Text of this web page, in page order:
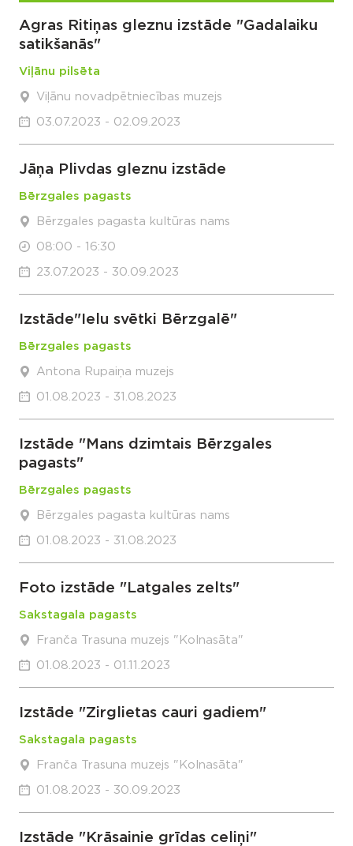
Agras Ritiņas gleznu izstāde "Gadalaiku
satikšanās"
Viļānu pilsēta
Viļānu novadpētniecības muzejs
03.07.2023 - 02.09.2023
Jāņa Plivdas gleznu izstāde
Bērzgales pagasts
Bērzgales pagasta kultūras nams
08:00 - 16:30
23.07.2023 - 30.09.2023
Izstāde"Ielu svētki Bērzgalē"
Bērzgales pagasts
Antona Rupaiņa muzejs
01.08.2023 - 31.08.2023
Izstāde "Mans dzimtais Bērzgales
pagasts"
Bērzgales pagasts
Bērzgales pagasta kultūras nams
01.08.2023 - 31.08.2023
Foto izstāde "Latgales zelts"
Sakstagala pagasts
Franča Trasuna muzejs "Kolnasāta"
01.08.2023 - 01.11.2023
Izstāde "Zirglietas cauri gadiem"
Sakstagala pagasts
Franča Trasuna muzejs "Kolnasāta"
01.08.2023 - 30.09.2023
Izstāde "Krāsainie grīdas celiņi"